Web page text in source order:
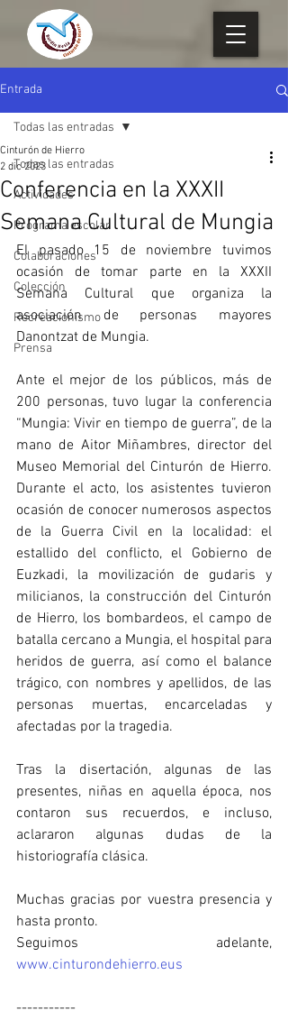
Entrada
Todas las entradas
Actividades
Programa escolar
Colaboraciones
Colección
Recreacionismo
Prensa
Todas las entradas
Conferencia en la XXXII
Semana Cultural de Mungia
Cinturón de Hierro
2 dic 2023
El pasado 15 de noviembre tuvimos
ocasión de tomar parte en la XXXII
Semana Cultural que organiza la
asociación de personas mayores
Danontzat de Mungia.
Ante el mejor de los públicos, más de
200 personas, tuvo lugar la conferencia
“Mungia: Vivir en tiempo de guerra”, de la
mano de Aitor Miñambres, director del
Museo Memorial del Cinturón de Hierro.
Durante el acto, los asistentes tuvieron
ocasión de conocer numerosos aspectos
de la Guerra Civil en la localidad: el
estallido del conflicto, el Gobierno de
Euzkadi, la movilización de gudaris y
milicianos, la construcción del Cinturón
de Hierro, los bombardeos, el campo de
batalla cercano a Mungia, el hospital para
heridos de guerra, así como el balance
trágico, con nombres y apellidos, de las
personas muertas, encarceladas y
afectadas por la tragedia.
Tras la disertación, algunas de las
presentes, niñas en aquella época, nos
contaron sus recuerdos, e incluso,
aclararon algunas dudas de la
historiografía clásica.
Muchas gracias por vuestra presencia y
hasta pronto.
www.cinturondehierro.eus
-----------